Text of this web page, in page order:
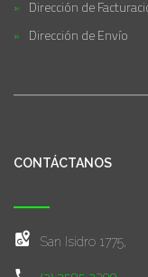
Dirección de
Dirección de Envío
CONTÁCTANOS
San Isidro 1775,